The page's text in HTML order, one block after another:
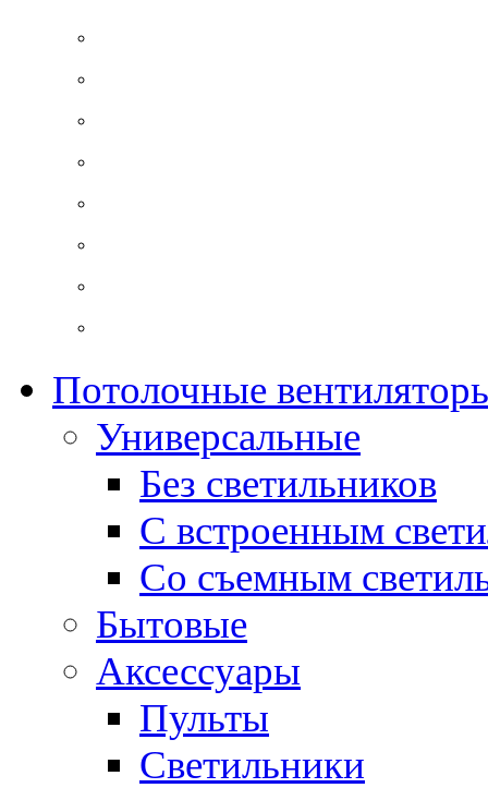
Потолочные
Универсальные
Без светильников
С встроенным
Со съемным
Бытовые
Аксессуары
Пульты
Светильники